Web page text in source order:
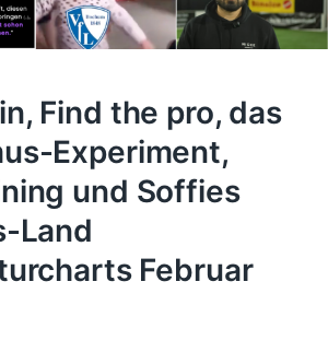
Find the pro, das
Experiment,
und Soffies
Land
Februar